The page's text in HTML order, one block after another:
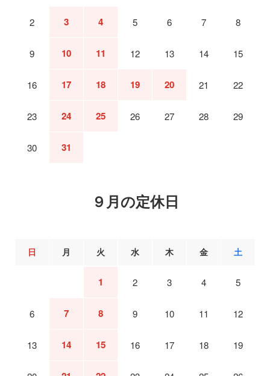
2 3 4 5 6 7 8
9 10 11 12 13 14 15
16 17 18 19 20 21 22
23 24 25 26 27 28 29
30 31
９月の定休日
日 月 火 水 木 金 土
1 2 3 4 5
6 7 8 9 10 11 12
13 14 15 16 17 18 19